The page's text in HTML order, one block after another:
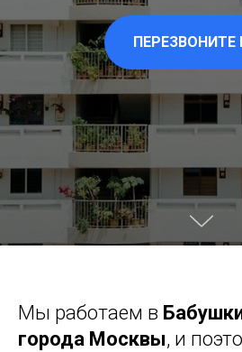
ПЕРЕЗВОНИТЕ
Мы работаем в
города Москвы, и